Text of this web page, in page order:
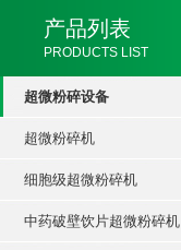
产品列表
PRODUCTS LIST
超微粉碎设备
超微粉碎机
细胞级超微粉碎机
中药破壁饮片超微粉碎机